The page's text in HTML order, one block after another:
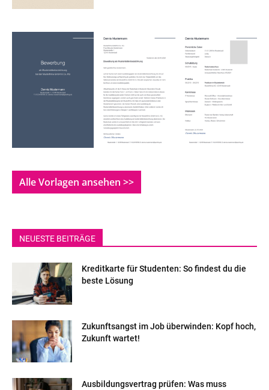
Alle Vorlagen ansehen >>
NEUESTE BEITRÄGE
Kreditkarte für Studenten: So findest du die
beste Lösung
Zukunftsangst im Job überwinden: Kopf hoch,
Zukunft wartet!
Ausbildungsvertrag prüfen: Was muss